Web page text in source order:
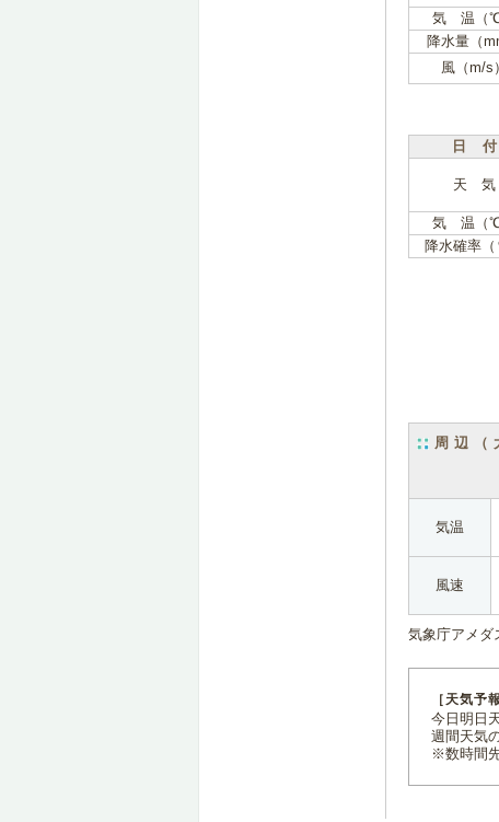
気 温（℃
降水量（
風（m/s）
日 付
天 気
気 温（℃
降水確率（
周辺（
気温
風速
気象庁アメダ
［天気予
今日明日
週間天気
※数時間